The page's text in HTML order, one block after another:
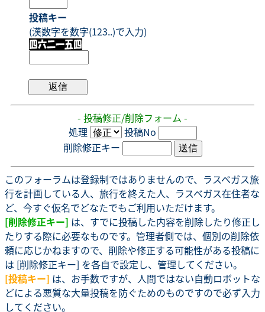
投稿キー
(漢数字を数字(123..)で入力)
- 投稿修正/削除フォーム -
処理
投稿No
削除修正キー
このフォーラムは登録制ではありませんので、ラスベガス旅
行を計画している人、旅行を終えた人、ラスベガス在住者な
ど、今すぐ仮名でどなたでもご利用いただけます。
[削除修正キー] は、すでに投稿した内容を削除したり修正し
たりする際に必要なものです。管理者側では、個別の削除依
頼に応じかねますので、削除や修正する可能性がある投稿に
は [削除修正キー] を各自で設定し、管理してください。
[投稿キー] は、お手数ですが、人間ではない自動ロボットな
どによる悪質な大量投稿を防ぐためのものですので必ず入力
してください。